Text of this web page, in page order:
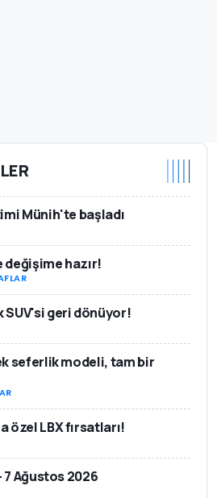
Münih'te başladı
hazır!
SUV'si geri dönüyor!
seferlik modeli, tam bir
özel LBX fırsatları!
7 Ağustos 2026